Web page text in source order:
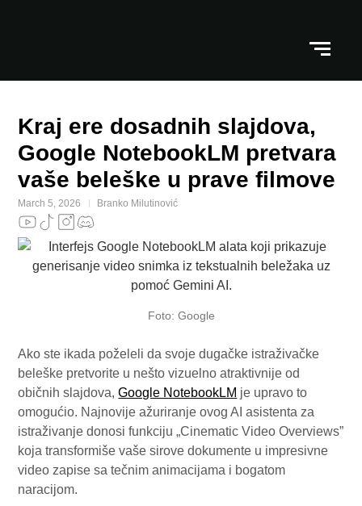
Kraj ere dosadnih slajdova,
Google NotebookLM pretvara
vaše beleške u prave filmove
March 5, 2026 Branko Milutinović
Foto: Google
Ako ste ikada poželeli da svoje dugačke istraživačke
beleške pretvorite u nešto vizuelno atraktivnije od
običnih slajdova,Google NotebookLM je upravo to
omogućio. Najnovije ažuriranje ovog AI asistenta za
istraživanje donosi funkciju „Cinematic Video Overviews”
koja transformiše vaše sirove dokumente u impresivne
video zapise sa tečnim animacijama i bogatom
naracijom.